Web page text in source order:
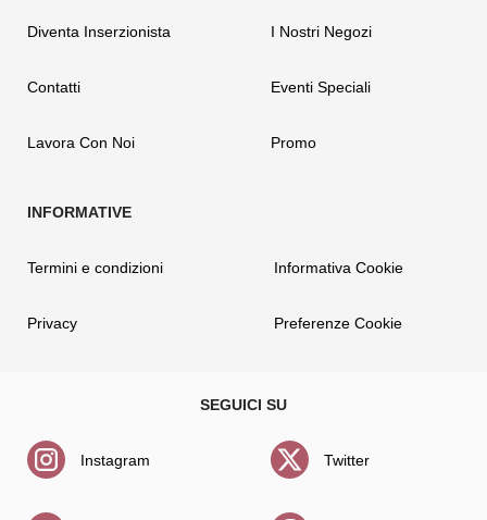
Diventa Inserzionista
Contatti
Lavora Con Noi
I Nostri Negozi
Eventi Speciali
Promo
Termini e condizioni
Privacy
Informativa Cookie
Preferenze Cookie
Instagram Twitter